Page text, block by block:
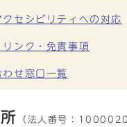
クセシビリティへの対応
リンク・免責事項
わせ窓口一覧
（法人番号：